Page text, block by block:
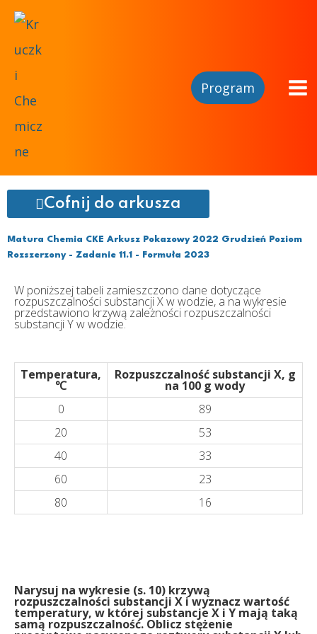
Program
Cofnij do arkusza
Matura Chemia CKE Arkusz Pokazowy 2022 Grudzień Poziom
Rozszerzony - Zadanie 11.1 - Formuła 2023
W poniższej tabeli zamieszczono dane dotyczące
rozpuszczalności substancji X w wodzie, a na wykresie
przedstawiono krzywą zależności rozpuszczalności
substancji Y w wodzie.
Temperatura,
℃
Rozpuszczalność substancji X, g
na 100 g wody
0
89
20
53
40
33
60
23
80
16
Narysuj na wykresie (s. 10) krzywą
rozpuszczalności substancji X i wyznacz wartość
temperatury, w której substancje X i Y mają taką
samą rozpuszczalność. Oblicz stężenie